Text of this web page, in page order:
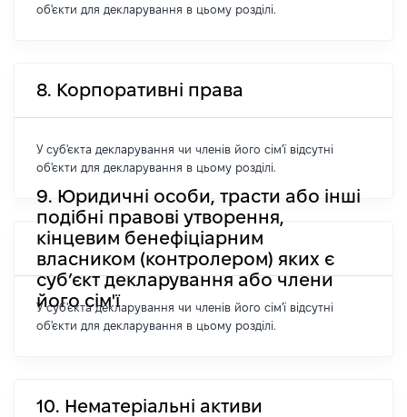
об'єкти для декларування в цьому розділі.
8. Корпоративні права
У суб'єкта декларування чи членів його сім'ї відсутні
об'єкти для декларування в цьому розділі.
9. Юридичні особи, трасти або інші
подібні правові утворення,
кінцевим бенефіціарним
власником (контролером) яких є
суб’єкт декларування або члени
його сім'ї
У суб'єкта декларування чи членів його сім'ї відсутні
об'єкти для декларування в цьому розділі.
10. Нематеріальні активи